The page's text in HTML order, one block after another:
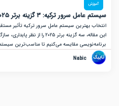
سرور ترکیه: ۳ گزینه برتر ۲۰۲۵
این مقاله، سه گزینه برتر ۲۰۲۵ را از نظر پایداری،
مقایسه می‌کنیم تا مناسب‌ترین سیستم‌عامل را برای
Nabic